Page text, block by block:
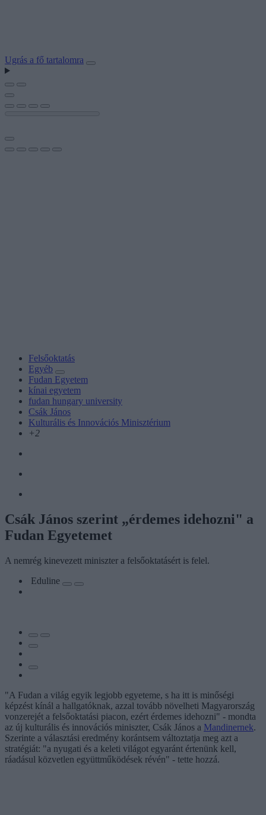
Ugrás a fő tartalomra
Felsőoktatás
Egyéb
Fudan Egyetem
kínai egyetem
fudan hungary university
Csák János
Kulturális és Innovációs Minisztérium
+2
Csák János szerint „érdemes idehozni" a
Fudan Egyetemet
A nemrég kinevezett miniszter a felsőoktatásért is felel.
Eduline
"A Fudan a világ egyik legjobb egyeteme, s ha itt is minőségi
képzést kínál a hallgatóknak, azzal tovább növelheti Magyarország
vonzerejét a felsőoktatási piacon, ezért érdemes idehozni" - mondta
az új kulturális és innovációs miniszter, Csák János a Mandinernek.
Szerinte a választási eredmény korántsem változtatja meg azt a
stratégiát: "a nyugati és a keleti világot egyaránt értenünk kell,
ráadásul közvetlen együttműködések révén" - tette hozzá.